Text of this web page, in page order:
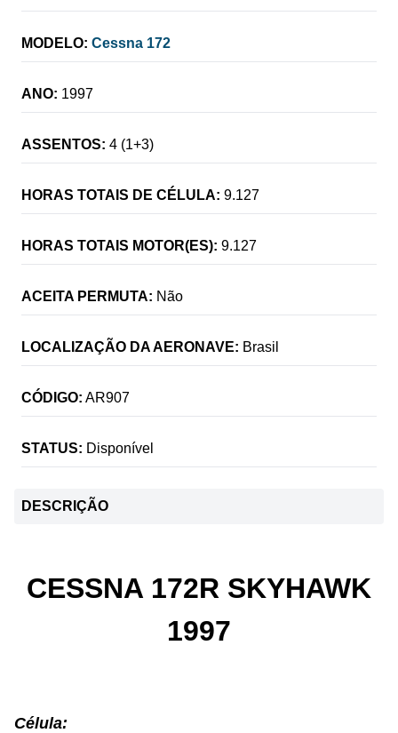
MODELO: Cessna 172
ANO: 1997
ASSENTOS: 4 (1+3)
HORAS TOTAIS DE CÉLULA: 9.127
HORAS TOTAIS MOTOR(ES): 9.127
ACEITA PERMUTA: Não
LOCALIZAÇÃO DA AERONAVE: Brasil
CÓDIGO: AR907
STATUS: Disponível
DESCRIÇÃO
CESSNA 172R SKYHAWK
1997
Célula: